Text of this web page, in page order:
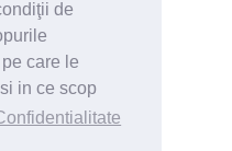
de
care le
in ce scop